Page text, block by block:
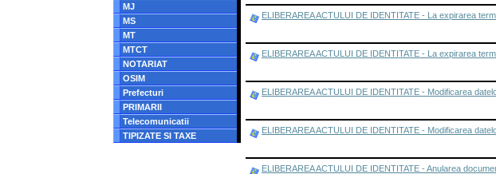
MJ
MS
MT
MTCT
NOTARIAT
OSIM
Prefecturi
PRIMARII
Telecomunicatii
TIPIZATE SI TAXE
ELIBERAREA ACTULUI DE IDENTITATE - La expirarea
ELIBERAREA ACTULUI DE IDENTITATE - La expirarea
ELIBERAREA ACTULUI DE IDENTITATE - Modificarea
ELIBERAREA ACTULUI DE IDENTITATE - Modificarea
ELIBERAREA ACTULUI DE IDENTITATE - Anularea